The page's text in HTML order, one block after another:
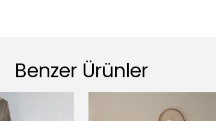
Benzer Ürünler